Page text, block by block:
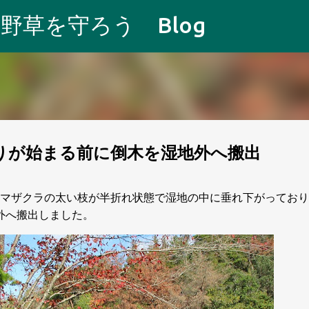
スキップしてメイン コンテンツに移動
野草を守ろう Blog
始まる前に倒木を湿地外へ搬出
クラの太い枝が半折れ状態で湿地の中に垂れ下がってお
搬出しました。